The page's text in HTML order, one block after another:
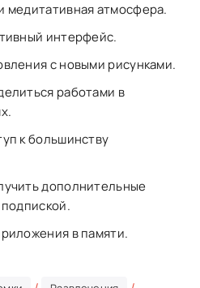
медитативная атмосфера.
интерфейс.
с новыми рисунками.
работами в
к большинству
дополнительные
в памяти.